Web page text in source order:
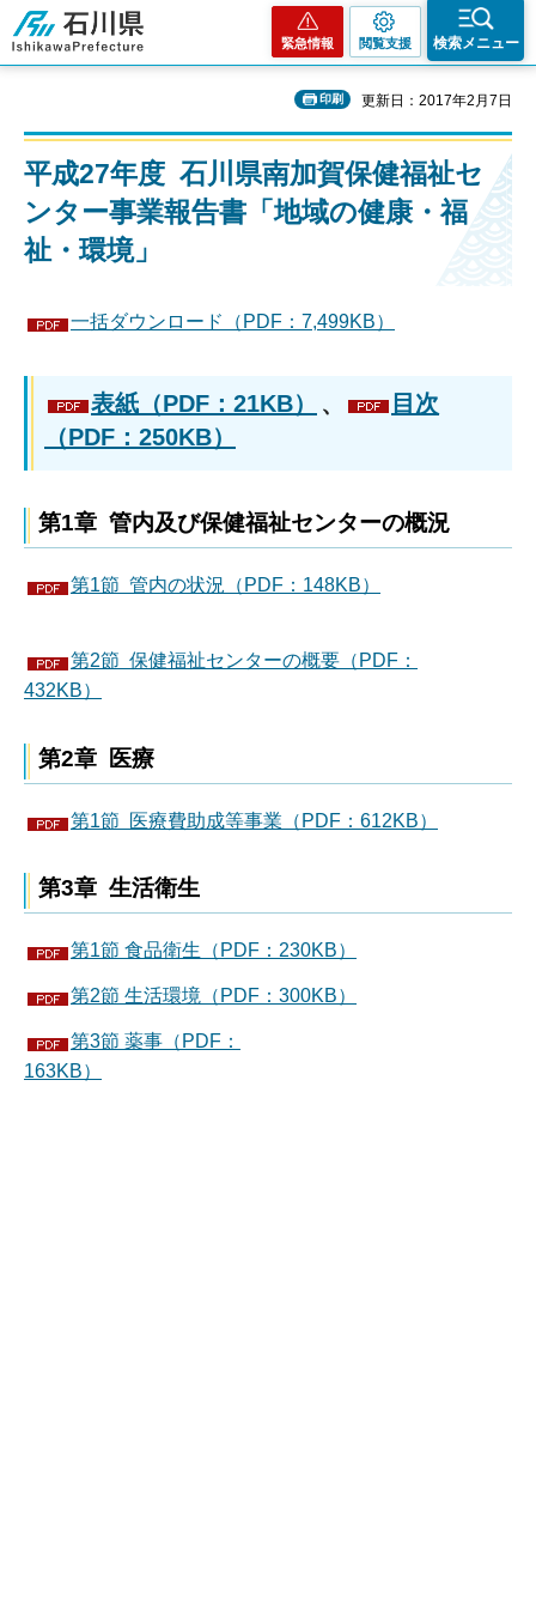
石川県
緊急情報 閲覧支援 検索メニュー
印刷 更新日：2017年2月7日
平成27年度 石川県南加賀保健福祉セ
ンター事業報告書「地域の健康・福
祉・環境」
一括ダウンロード（PDF：7,499KB）
表紙（PDF：21KB） 、
目次
（PDF：250KB）
第1章 管内及び保健福祉センターの概況
第1節 管内の状況（PDF：148KB）
第2節 保健福祉センターの概要（PDF：
432KB）
第2章 医療
第1節 医療費助成等事業（PDF：612KB）
第3章 生活衛生
第1節 食品衛生（PDF：230KB）
第2節 生活環境（PDF：300KB）
第3節 薬事（PDF：
163KB）